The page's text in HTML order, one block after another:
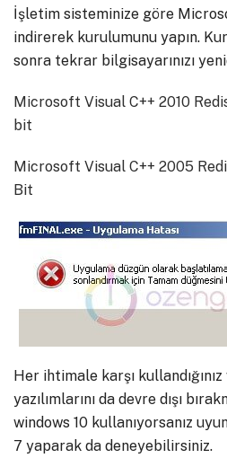
İşletim sisteminize göre
indirerek kurulumunu yapın.
sonra tekrar bilgisayarınızı
Microsoft Visual C++ 2010
bit
Microsoft Visual C++ 2005
Bit
Her ihtimale karşı
yazılımlarını da devre dışı
windows 10 kullanıyorsanız
7 yaparak da deneyebilirsiniz.